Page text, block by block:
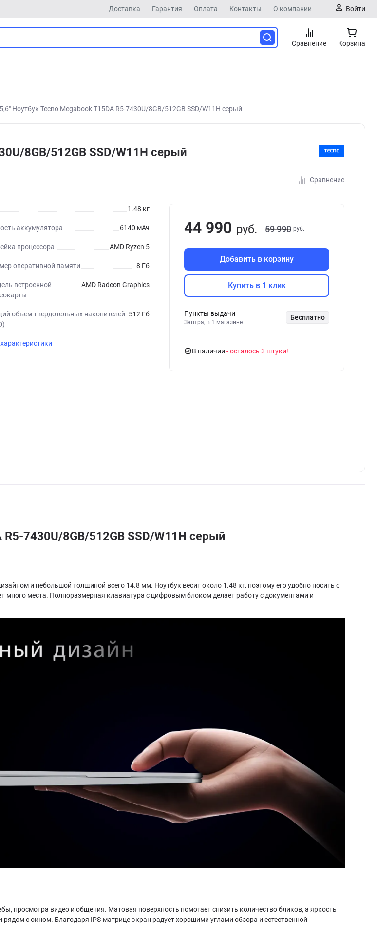
Доставка Гарантия Оплата Контакты О компании Войти
Сравнение Корзина
Ноутбук Tecno Megabook T15DA R5-7430U/8GB/512GB SSD/W11H серый
8GB/512GB SSD/W11H серый
Сравнение
1.48 кг
аккумулятора 6140 мАч
процессора AMD Ryzen 5
оперативной памяти 8 Гб
встроенной
AMD Radeon Graphics
объем твердотельных накопителей 512 Гб
44 990 руб. 59 990 руб.
Добавить в корзину
Купить в 1 клик
Пункты выдачи
Завтра, в 1 магазине
Бесплатно
В наличии - осталось 3 штуки
7430U/8GB/512GB SSD/W11H серый
и небольшой толщиной всего 14.8 мм. Ноутбук весит около 1.48 кг, поэтому его удобно носить с
места. Полноразмерная клавиатура с цифровым блоком делает работу с документами и
просмотра видео и общения. Матовая поверхность помогает снизить количество бликов, а яркость
с окном. Благодаря IPS-матрице экран радует хорошими углами обзора и естественной